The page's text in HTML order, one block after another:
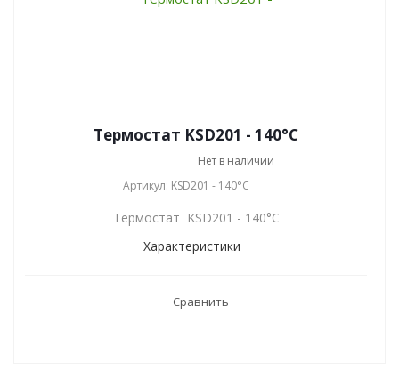
Термостат KSD201 - 140°C
Нет в наличии
Артикул: KSD201 - 140°C
Термостат KSD201 - 140°C
Характеристики
Сравнить